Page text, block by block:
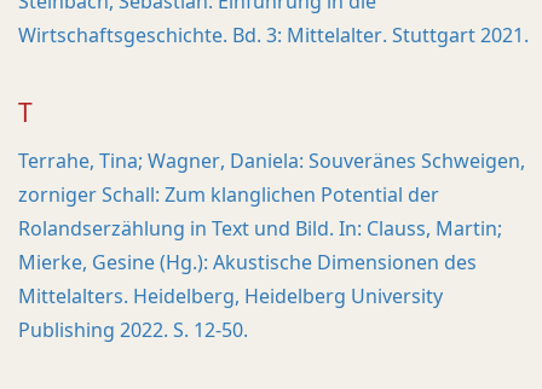
Wirtschaftsgeschichte. Bd. 3: Mittelalter. Stuttgart 2021.
T
Terrahe, Tina; Wagner, Daniela: Souveränes Schweigen,
zorniger Schall: Zum klanglichen Potential der
Rolandserzählung in Text und Bild. In: Clauss, Martin;
Mierke, Gesine (Hg.): Akustische Dimensionen des
Mittelalters. Heidelberg, Heidelberg University
Publishing 2022. S. 12-50.